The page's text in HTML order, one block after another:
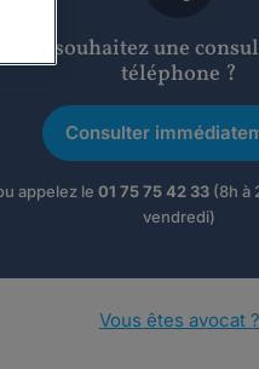
Vous souhaitez une
téléphone ?
Consulter
appelez le 01 75 75 42 33(8h à
vendredi)
Vous êtes avocat ?